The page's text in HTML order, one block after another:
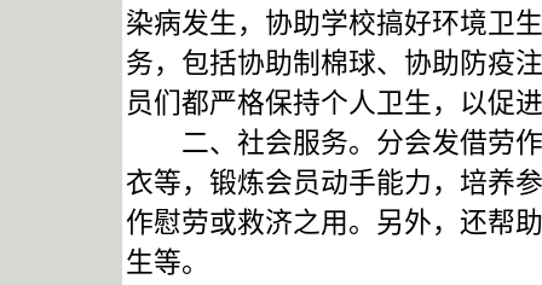
染病发生，协助学校搞好环境卫
务，包括协助制棉球、协助防疫
员们都严格保持个人卫生，以促
二、社会服务。分会发借劳作
衣等，锻炼会员动手能力，培养
作慰劳或救济之用。另外，还帮
生等。